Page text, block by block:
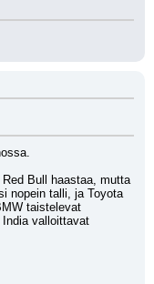
Bull haastaa, mutta
nopein talli, ja Toyota
taistelevat
India valloittavat